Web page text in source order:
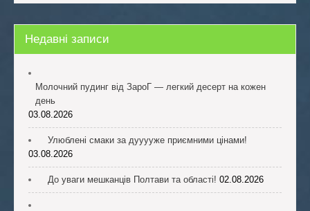
Недавні записи
Молочний пудинг від ЗароГ — легкий десерт на кожен
день
03.08.2026
Улюблені смаки за дууууже приємними цінами!
03.08.2026
До уваги мешканців Полтави та області! 02.08.2026